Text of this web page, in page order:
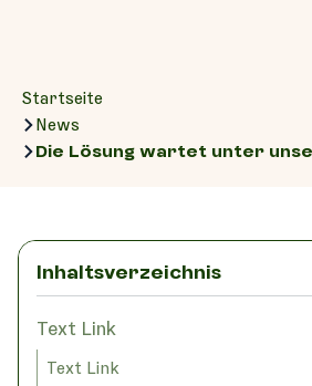
Startseite
News
Die Lösung wartet unter
Inhaltsverzeichnis
Text Link
Text Link